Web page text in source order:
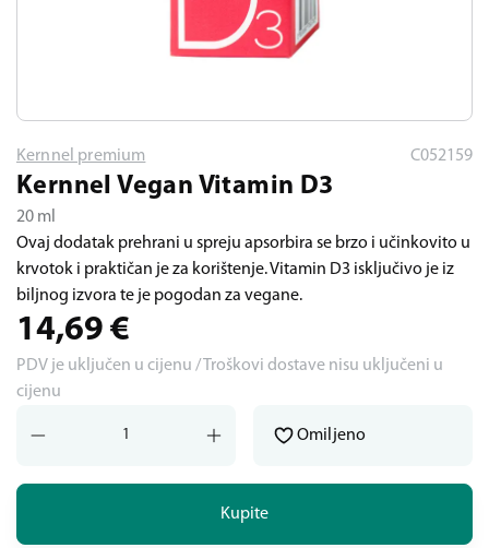
Kernnel premium C052159
Kernnel Vegan Vitamin D3
20 ml
Ovaj dodatak prehrani u spreju apsorbira se brzo i učinkovito u
krvotok i praktičan je za korištenje. Vitamin D3 isključivo je iz
biljnog izvora te je pogodan za vegane.
14,69 €
PDV je uključen u cijenu / Troškovi dostave nisu uključeni u
cijenu
Kupite
Omiljeno